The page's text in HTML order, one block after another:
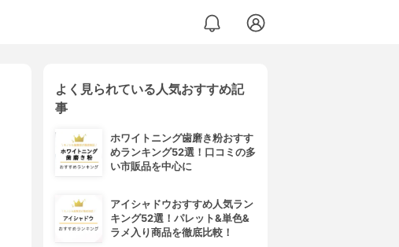
よく見られている人気おすすめ記
事
ホワイトニング歯磨き粉おすす
めランキング52選！口コミの多
い市販品を中心に
アイシャドウおすすめ人気ラン
キング52選！パレット&単色&
ラメ入り商品を徹底比較！